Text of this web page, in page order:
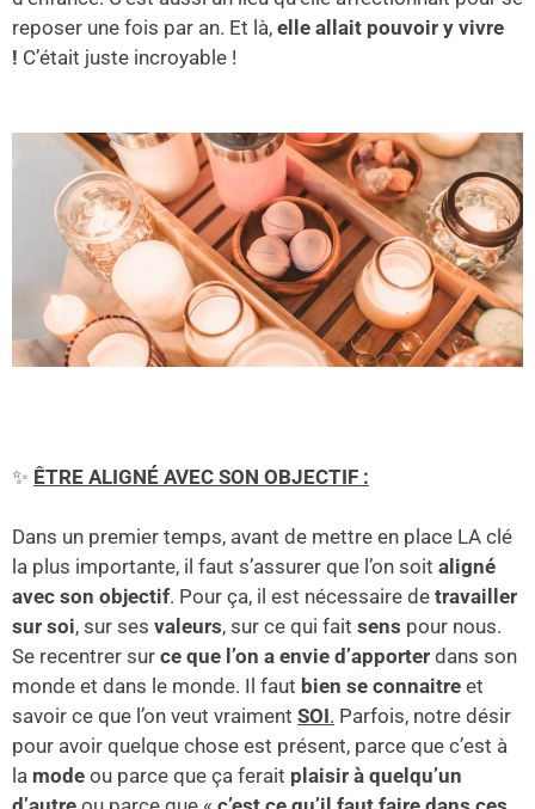
reposer une fois par an. Et là, elle allait pouvoir y vivre
! C’était juste incroyable !
✨ ÊTRE ALIGNÉ AVEC SON OBJECTIF :
Dans un premier temps, avant de mettre en place LA clé
la plus importante, il faut s’assurer que l’on soit aligné
avec son objectif. Pour ça, il est nécessaire de travailler
sur soi, sur ses valeurs, sur ce qui fait sens pour nous.
Se recentrer sur ce que l’on a envie d’apporter dans son
monde et dans le monde. Il faut bien se connaitre et
savoir ce que l’on veut vraiment SOI. Parfois, notre désir
pour avoir quelque chose est présent, parce que c’est à
la mode ou parce que ça ferait plaisir à quelqu’un